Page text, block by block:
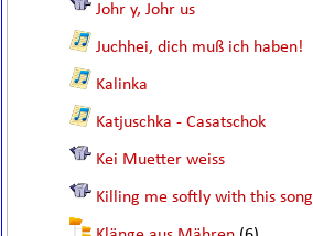
Johr y, Johr us
Juchhei, dich muß ich haben!
Kalinka
Katjuschka - Casatschok
Kei Muetter weiss
Killing me softly with this song